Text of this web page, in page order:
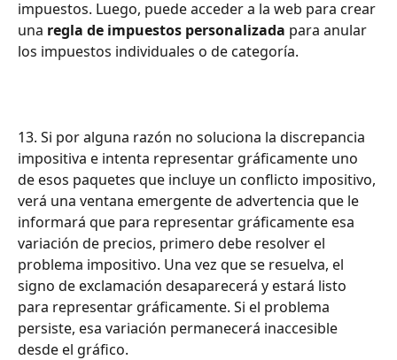
impuestos. Luego, puede acceder a la web para crear
una regla de impuestos personalizada para anular
los impuestos individuales o de categoría.
13. Si por alguna razón no soluciona la discrepancia
impositiva e intenta representar gráficamente uno
de esos paquetes que incluye un conflicto impositivo,
verá una ventana emergente de advertencia que le
informará que para representar gráficamente esa
variación de precios, primero debe resolver el
problema impositivo. Una vez que se resuelva, el
signo de exclamación desaparecerá y estará listo
para representar gráficamente. Si el problema
persiste, esa variación permanecerá inaccesible
desde el gráfico.